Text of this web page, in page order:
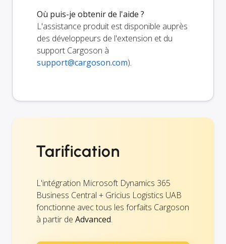
Où puis-je obtenir de l'aide ?
L'assistance produit est disponible auprès
des développeurs de l'extension et du
support Cargoson à
support@cargoson.com).
Tarification
L'intégration Microsoft Dynamics 365
Business Central + Gricius Logistics UAB
fonctionne avec tous les forfaits Cargoson
à partir de Advanced.